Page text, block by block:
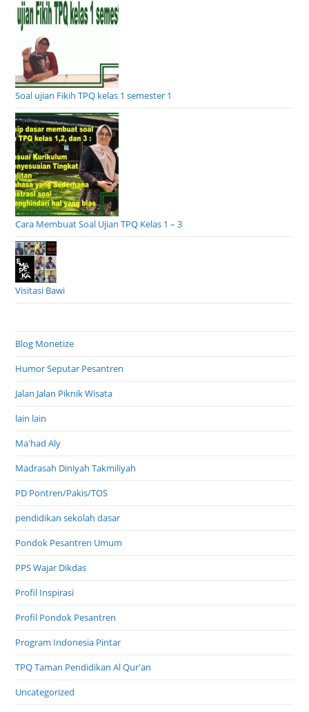
Soal ujian Fikih TPQ kelas 1 semester 1
Cara Membuat Soal Ujian TPQ Kelas 1 – 3
Visitasi Bawi
Blog Monetize
Humor Seputar Pesantren
Jalan Jalan Piknik Wisata
lain lain
Ma'had Aly
Madrasah Diniyah Takmiliyah
PD Pontren/Pakis/TOS
pendidikan sekolah dasar
Pondok Pesantren Umum
PPS Wajar Dikdas
Profil Inspirasi
Profil Pondok Pesantren
Program Indonesia Pintar
TPQ Taman Pendidikan Al Qur'an
Uncategorized